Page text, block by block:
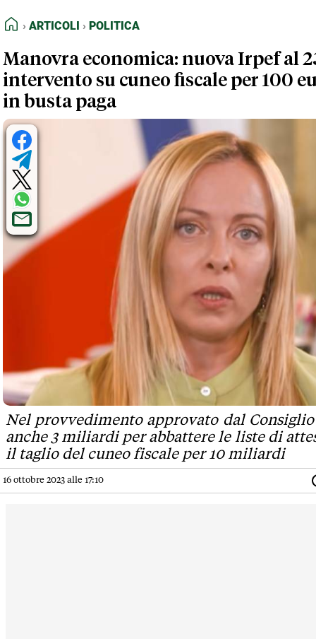
FEED RSS
NORMATIVE DEONTOLOGICHE
TERMINI e CONDIZIONI
HOME
ARTICOLI POLITICA
Manovra economica: nuova Irpef al
intervento su cuneo fiscale per 100
in busta paga
Nel provvedimento approvato dal
anche 3 miliardi per abbattere le liste di
il taglio del cuneo fiscale per 10 miliardi
16 ottobre 2023 alle 17:10